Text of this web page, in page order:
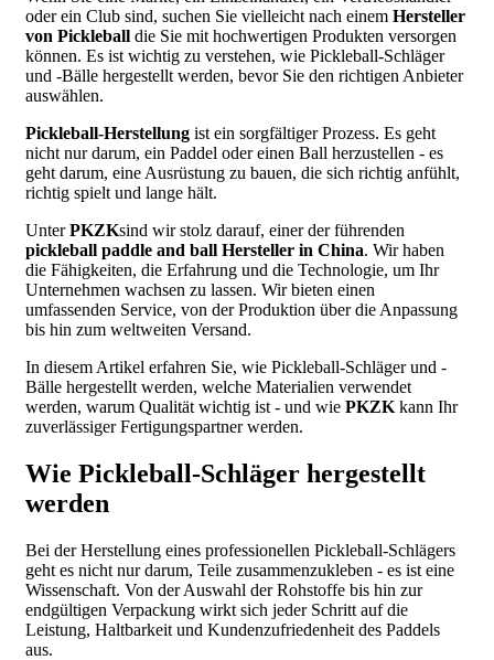
oder ein Club sind, suchen Sie vielleicht nach einem Hersteller
von Pickleball die Sie mit hochwertigen Produkten versorgen
können. Es ist wichtig zu verstehen, wie Pickleball-Schläger
und -Bälle hergestellt werden, bevor Sie den richtigen Anbieter
auswählen.
Pickleball-Herstellung ist ein sorgfältiger Prozess. Es geht
nicht nur darum, ein Paddel oder einen Ball herzustellen - es
geht darum, eine Ausrüstung zu bauen, die sich richtig anfühlt,
richtig spielt und lange hält.
UnterPKZKsind wir stolz darauf, einer der führenden
pickleball paddle and ball Hersteller in China. Wir haben
die Fähigkeiten, die Erfahrung und die Technologie, um Ihr
Unternehmen wachsen zu lassen. Wir bieten einen
umfassenden Service, von der Produktion über die Anpassung
bis hin zum weltweiten Versand.
In diesem Artikel erfahren Sie, wie Pickleball-Schläger und -
Bälle hergestellt werden, welche Materialien verwendet
werden, warum Qualität wichtig ist - und wie PKZK kann Ihr
zuverlässiger Fertigungspartner werden.
Wie Pickleball-Schläger hergestellt
werden
Bei der Herstellung eines professionellen Pickleball-Schlägers
geht es nicht nur darum, Teile zusammenzukleben - es ist eine
Wissenschaft. Von der Auswahl der Rohstoffe bis hin zur
endgültigen Verpackung wirkt sich jeder Schritt auf die
Leistung, Haltbarkeit und Kundenzufriedenheit des Paddels
aus.